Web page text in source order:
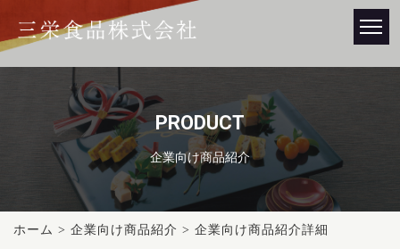
PRODUCT
企業向け商品紹介
ホーム > 企業向け商品紹介 > 企業向け商品紹介詳細